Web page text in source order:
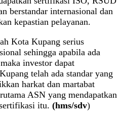
berstandar internasional dan
kepastian pelayanan.
Kota Kupang serius
sehingga apabila ada
investor dapat
telah ada standar yang
harkat dan martabat
ASN yang mendapatkan
itu. (hms/sdv)